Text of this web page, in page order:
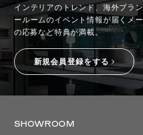
インテリアのトレンド、海外ブラ
ールームのイベント情報が届くメ
の応募など特典が満載。
新規会員登録をする
SHOWROOM